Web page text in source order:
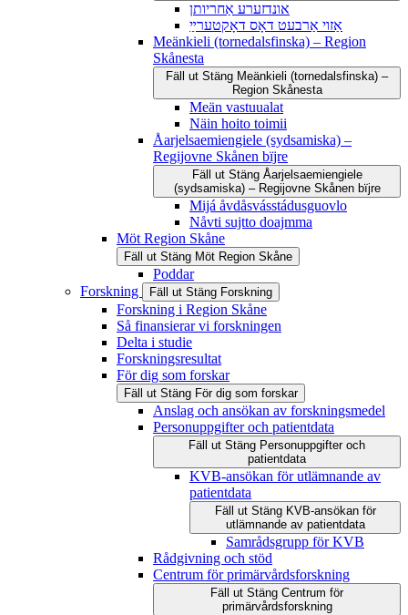
אונדזערע אַחריותן
אַזוי אַרבעט דאָס דאָקטערײַ
Meänkieli (tornedalsfinska) – Region
Skånesta
Fäll ut Stäng Meänkieli (tornedalsfinska) –
Region Skånesta
Meän vastuualat
Näin hoito toimii
Åarjelsaemiengiele (sydsamiska) –
Regijovne Skånen bïjre
Fäll ut Stäng Åarjelsaemiengiele
(sydsamiska) – Regijovne Skånen bïjre
Mijá åvdåsvásstádusguovlo
Nåvti sujtto doajmma
Möt Region Skåne
Fäll ut Stäng Möt Region Skåne
Poddar
Forskning
Fäll ut Stäng Forskning
Forskning i Region Skåne
Så finansierar vi forskningen
Delta i studie
Forskningsresultat
För dig som forskar
Fäll ut Stäng För dig som forskar
Anslag och ansökan av forskningsmedel
Personuppgifter och patientdata
Fäll ut Stäng Personuppgifter och
patientdata
KVB-ansökan för utlämnande av
patientdata
Fäll ut Stäng KVB-ansökan för
utlämnande av patientdata
Samrådsgrupp för KVB
Rådgivning och stöd
Centrum för primärvårdsforskning
Fäll ut Stäng Centrum för
primärvårdsforskning